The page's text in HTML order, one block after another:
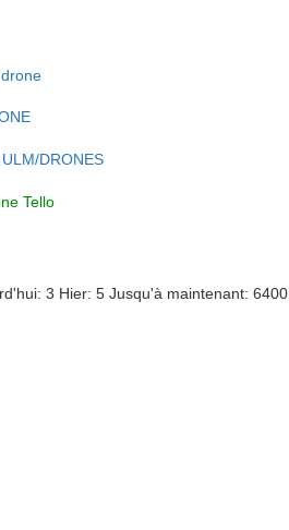
DRONES
Tello
3 Hier: 5 Jusqu'à maintenant: 6400